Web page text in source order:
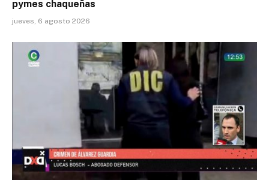
pymes chaqueñas
jueves, 6 agosto 2026